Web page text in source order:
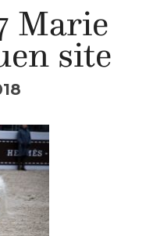
Marie
site